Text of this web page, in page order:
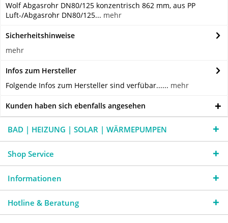
Wolf Abgasrohr DN80/125 konzentrisch 862 mm, aus PP
Luft-/Abgasrohr DN80/125... mehr
Sicherheitshinweise
mehr
Infos zum Hersteller
Folgende Infos zum Hersteller sind verfübar...... mehr
Kunden haben sich ebenfalls angesehen
BAD | HEIZUNG | SOLAR | WÄRMEPUMPEN
Shop Service
Informationen
Hotline & Beratung